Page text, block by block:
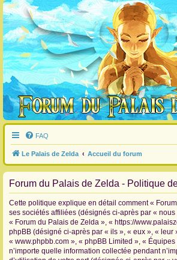
FAQ
Le Palais de Zelda Accueil du forum
Forum du Palais de Zelda - Politique
Cette politique explique en détail comment «
ses sociétés affiliées (désignés ci-après par « nous
« Forum du Palais de Zelda », « https://
phpBB (désigné ci-après par « ils », « eux », « leur
« www.phpbb.com », « phpBB Limited », «
n’importe quelle information collectée pendant